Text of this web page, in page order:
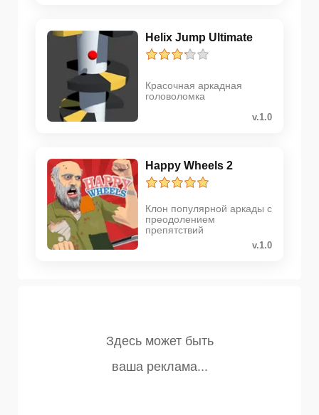
Helix Jump Ultimate
Красочная аркадная
головоломка
v.1.0
Happy Wheels 2
Клон популярной аркады с
преодолением
препятствий
v.1.0